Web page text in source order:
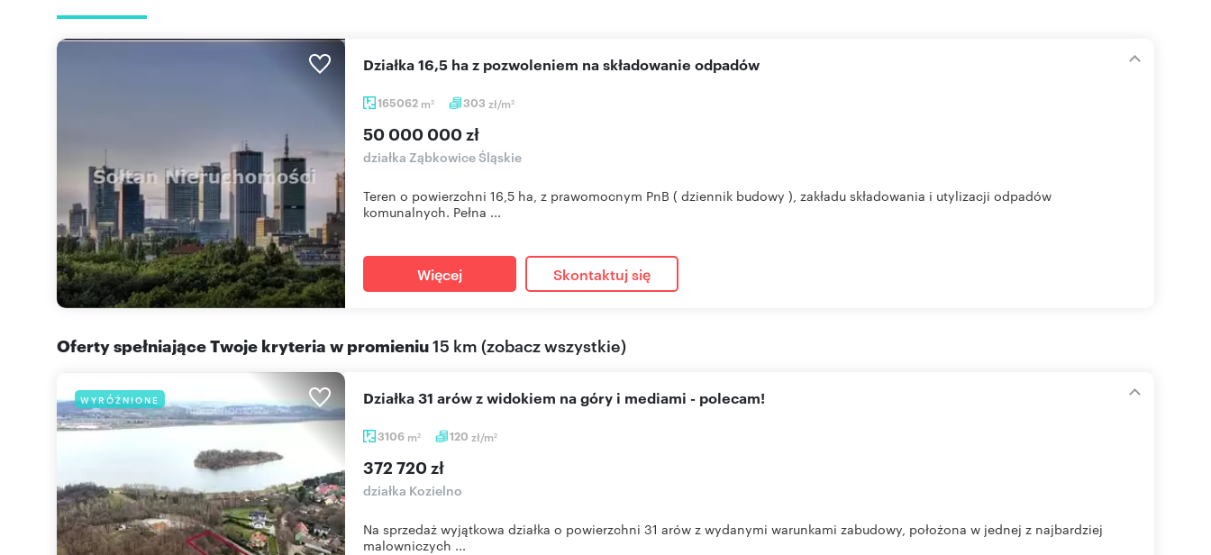
165062 m2 303 zł/m2
Działka 16,5 ha z pozwoleniem na składowanie odpadów
50 000 000 zł
działka Ząbkowice Śląskie
Teren o powierzchni 16,5 ha, z prawomocnym PnB ( dziennik budowy ), zakładu składowania i utylizacji odpadów
komunalnych. Pełna ...
Więcej Skontaktuj się
Oferty spełniające Twoje kryteria w promieniu15 km (zobacz wszystkie)
WYRÓŻNIONE
3106 m2 120 zł/m2
Działka 31 arów z widokiem na góry i mediami - polecam!
372 720 zł
działka Kozielno
Na sprzedaż wyjątkowa działka o powierzchni 31 arów z wydanymi warunkami zabudowy, położona w jednej z najbardziej
malowniczych ...